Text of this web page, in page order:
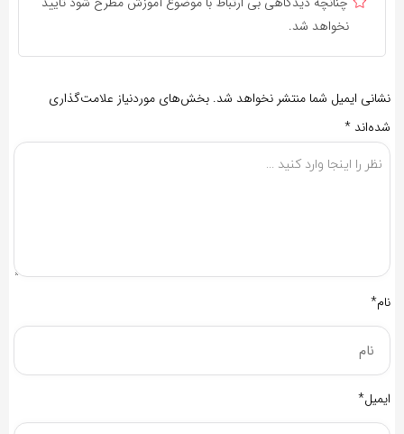
نخواهد شد.
نشانی ایمیل شما منتشر نخواهد شد. بخش‌های موردنیاز علامت‌گذاری
شده‌اند *
نام*
ایمیل*